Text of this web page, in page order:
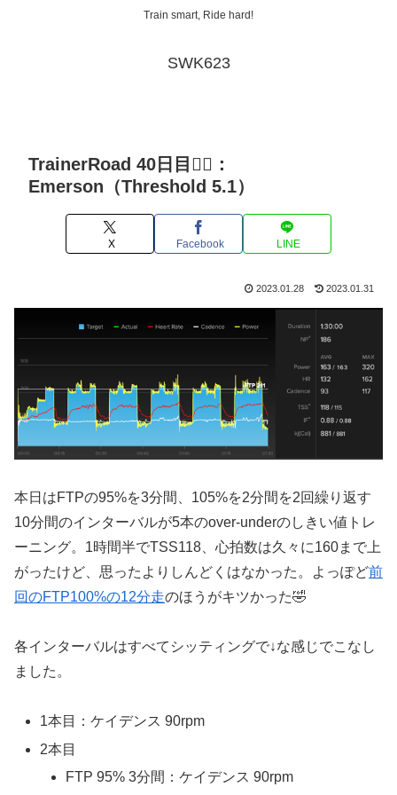
Train smart, Ride hard!
SWK623
TrainerRoad 40日目🚴‍♂️：
Emerson（Threshold 5.1）
X Facebook LINE
2023.01.28 2023.01.31
本日はFTPの95%を3分間、105%を2分間を2回繰り返す
10分間のインターバルが5本のover-underのしきい値トレ
ーニング。1時間半でTSS118、心拍数は久々に160まで上
がったけど、思ったよりしんどくはなかった。よっぽど前
回のFTP100%の12分走のほうがキツかった🤣
各インターバルはすべてシッティングで↓な感じでこなし
ました。
1本目：ケイデンス 90rpm
2本目
FTP 95% 3分間：ケイデンス 90rpm